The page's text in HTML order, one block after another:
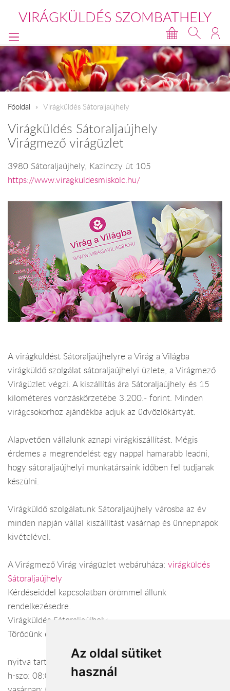
Az oldal sütiket
használ
VIRÁGKÜLDÉS SZOMBATHELY
Főoldal Virágküldés Sátoraljaújhely
Virágküldés Sátoraljaújhely
Virágmező virágüzlet
3980 Sátoraljaújhely, Kazinczy út 105
https://www.viragkuldesmiskolc.hu/
A virágküldést Sátoraljaújhelyre a Virág a Világba
virágküldő szolgálat sátoraljaújhelyi üzlete, a Virágmező
Virágüzlet végzi. A kiszállítás ára Sátoraljaújhely és 15
kilométeres vonzáskörzetébe 3.200.- forint. Minden
virágcsokorhoz ajándékba adjuk az üdvözlőkártyát.
Alapvetően vállalunk aznapi virágkiszállítást. Mégis
érdemes a megrendelést egy nappal hamarabb leadni,
hogy sátoraljaújhelyi munkatársaink időben fel tudjanak
készülni.
Virágküldő szolgálatunk Sátoraljaújhely városba az év
minden napján vállal kiszállítást vasárnap és ünnepnapok
kivételével.
A Virágmező Virág virágüzlet webáruháza: virágküldés
Sátoraljaújhely
Kérdéseiddel kapcsolatban örömmel állunk
rendelkezésedre.
Virágküldés Sátoraljaújhely
Törődünk egymással
nyitva tartás:
h-szo: 08:00 - 16:00